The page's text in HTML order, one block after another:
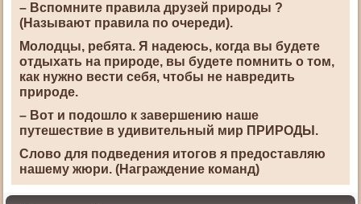
– Вспомните правила друзей природы ?
(Называют правила по очереди).
Молодцы, ребята. Я надеюсь, когда вы будете
отдыхать на природе, вы будете помнить о том,
как нужно вести себя, чтобы не навредить
природе.
– Вот и подошло к завершению наше
путешествие в удивительный мир ПРИРОДЫ.
Слово для подведения итогов я предоставляю
нашему жюри. (Награждение команд)